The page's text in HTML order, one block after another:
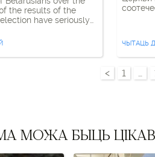
the results of the
have seriously
a reserve of
the Soviet Union,
virtues were stability
жизни
ЧЫТАЦЬ
< 1 …
МОЖА БЫЦЬ